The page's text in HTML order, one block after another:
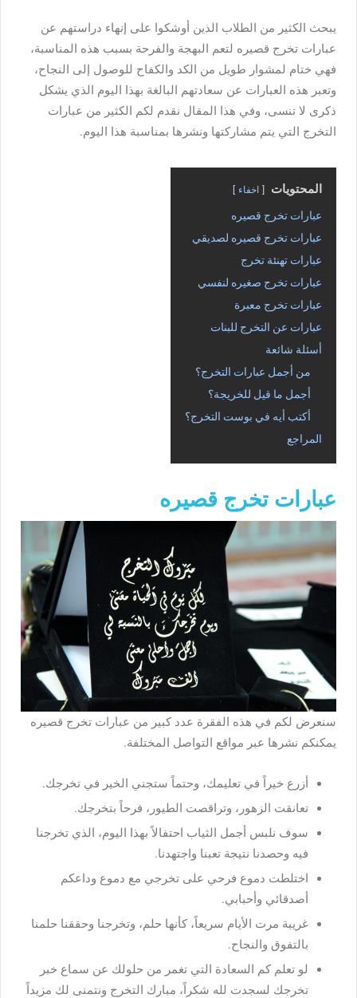
يبحث الكثير من الطلاب الذين أوشكوا على إنهاء دراستهم عن
عبارات تخرج قصيره لتعم البهجة والفرحة بسبب هذه المناسبة،
فهي ختام لمشوار طويل من الكد والكفاح للوصول إلى النجاح،
وتعبر هذه العبارات عن سعادتهم البالغة بهذا اليوم الذي يشكل
ذكرى لا تنسى، وفي هذا المقال نقدم لكم الكثير من عبارات
التخرج التي يتم مشاركتها ونشرها بمناسبة هذا اليوم.
المحتويات اخفاء
عبارات تخرج قصيره
عبارات تخرج قصيره لصديقي
عبارات تهنئة تخرج
عبارات تخرج صغيره لنفسي
عبارات تخرج معبرة
عبارات عن التخرج للبنات
أسئلة شائعة
من أجمل عبارات التخرج؟
أجمل ما قيل للخريجة؟
أكتب أيه في بوست التخرج؟
المراجع
عبارات تخرج قصيره
سنعرض لكم في هذه الفقرة عدد كبير من عبارات تخرج قصيره
يمكنكم نشرها عبر مواقع التواصل المختلفة.
أزرع خيراً في تعليمك، وحتماً ستجني الخير في تخرجك.
تعانقت الزهور، وتراقصت الطيور، فرحاً بتخرجك.
سوف نلبس أجمل الثياب احتفالاً بهذا اليوم، الذي تخرجنا
فيه وحصدنا نتيجة تعبنا واجتهدنا.
اختلطت دموع فرحي على تخرجي مع دموع وداعكم
أصدقائي وأحبابي.
غريبة مرت الأيام سريعاً، كأنها حلم، وتخرجنا وحققنا حلمنا
بالتفوق والنجاح.
لو تعلم كم السعادة التي تغمر من حلولك عن سماع خبر
تخرجك لسجدت لله شكراً، مبارك التخرج ونتمنى لك مزيداً